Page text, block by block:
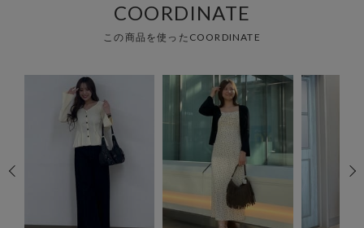
COORDINATE
この商品を使ったCOORDINATE